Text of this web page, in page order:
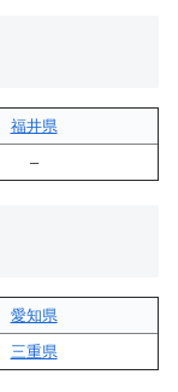
福井県
–
愛知県
三重県